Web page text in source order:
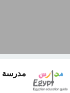
مدرسة